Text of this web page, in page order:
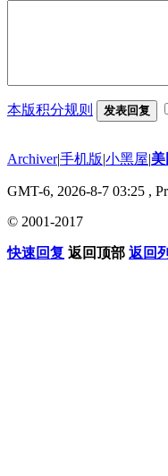
本版积分规则 发表回复
Archiver|手机版|小黑屋|
GMT-6, 2026-8-7 03:25 ,
© 2001-2017
快速回复 返回顶部 返回